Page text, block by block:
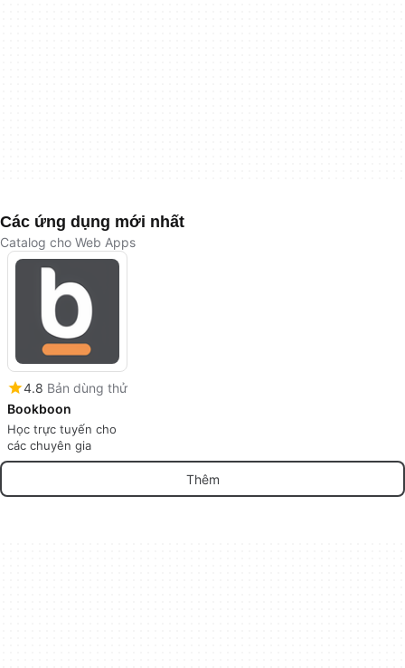
Các ứng dụng mới nhất
Catalog cho Web Apps
4.8 Bản dùng thử
Bookboon
Học trực tuyến cho
các chuyên gia
Thêm